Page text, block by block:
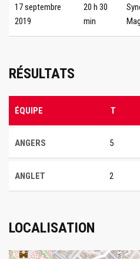
17 septembre
2019
20 h 30
min
RÉSULTATS
ÉQUIPE T
ANGERS 5
ANGLET 2
LOCALISATION